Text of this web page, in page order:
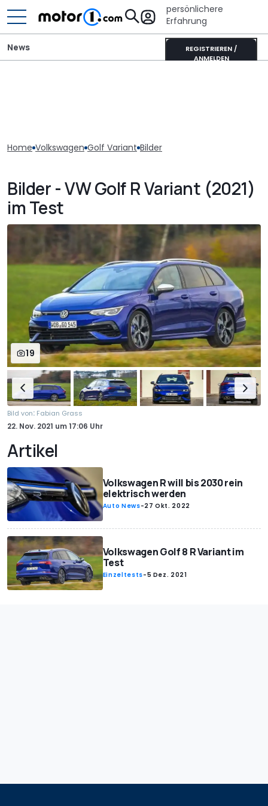
persönlichere
Erfahrung
REGISTRIEREN /
ANMELDEN
News
Home Volkswagen Golf Variant Bilder
Bilder - VW Golf R Variant (2021)
im Test
19
Bild von: Fabian Grass
22. Nov. 2021 um17:06 Uhr
Artikel
Volkswagen R will bis 2030 rein
elektrisch werden
Auto News-27 Okt. 2022
Volkswagen Golf 8 R Variant im
Test
Einzeltests-5 Dez. 2021